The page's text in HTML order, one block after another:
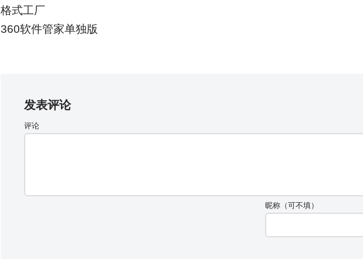
格式工厂
360软件管家单独版
发表评论
评论
昵称（可不填）